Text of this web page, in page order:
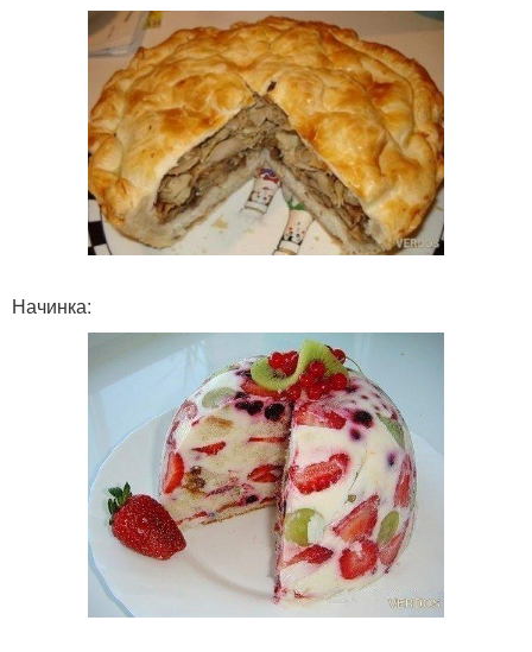
Начинка: